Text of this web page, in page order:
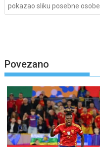
pokazao sliku posebne osobe
Povezano